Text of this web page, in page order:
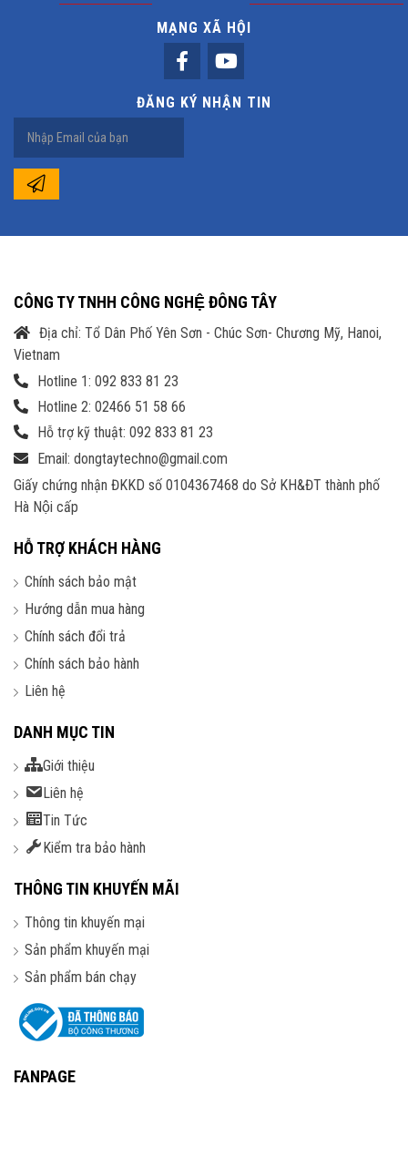
MẠNG XÃ HỘI
ĐĂNG KÝ NHẬN TIN
CÔNG TY TNHH CÔNG NGHỆ ĐÔNG TÂY
Địa chỉ: Tổ Dân Phố Yên Sơn - Chúc Sơn- Chương Mỹ, Hanoi,
Vietnam
Hotline 1: 092 833 81 23
Hotline 2: 02466 51 58 66
Hỗ trợ kỹ thuật: 092 833 81 23
Email: dongtaytechno@gmail.com
Giấy chứng nhận ĐKKD số 0104367468 do Sở KH&ĐT thành phố
Hà Nội cấp
HỖ TRỢ KHÁCH HÀNG
Chính sách bảo mật
Hướng dẫn mua hàng
Chính sách đổi trả
Chính sách bảo hành
Liên hệ
DANH MỤC TIN
Giới thiệu
Liên hệ
Tin Tức
Kiểm tra bảo hành
THÔNG TIN KHUYẾN MÃI
Thông tin khuyến mại
Sản phẩm khuyến mại
Sản phẩm bán chạy
FANPAGE